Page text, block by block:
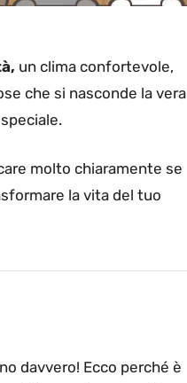
un clima confortevole,
che si nasconde la vera
molto chiaramente se
la vita del tuo
davvero! Ecco perché è